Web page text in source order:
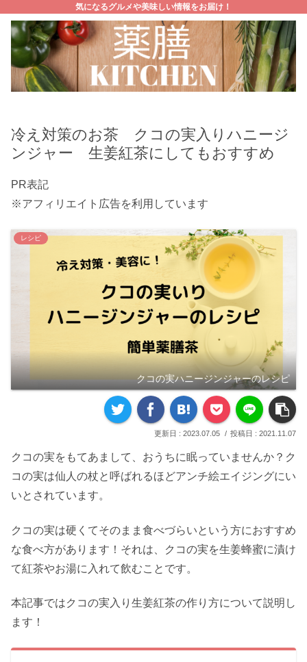
気になるグルメや美味しい情報をお届け！
冷え対策のお茶 クコの実入りハニージ
ンジャー 生姜紅茶にしてもおすすめ
PR表記
※アフィリエイト広告を利用しています
レシピ
クコの実ハニージンジャーのレシピ
2023.07.05 2021.11.07
クコの実をもてあまして、おうちに眠っていませんか？ク
コの実は仙人の杖と呼ばれるほどアンチ絵エイジングにい
いとされています。
クコの実は硬くてそのまま食べづらいという方におすすめ
な食べ方があります！それは、クコの実を生姜蜂蜜に漬け
て紅茶やお湯に入れて飲むことです。
本記事ではクコの実入り生姜紅茶の作り方について説明し
ます！